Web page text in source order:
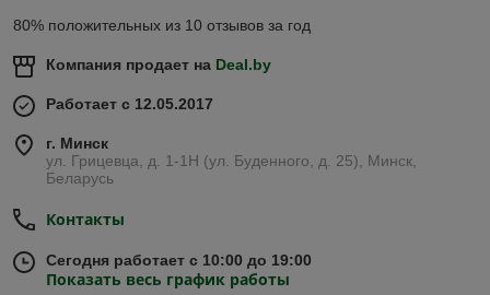
80% положительных из 10 отзывов за год
Компания продает на Deal.by
Работает с 12.05.2017
г. Минск
ул. Грицевца, д. 1-1Н (ул. Буденного, д. 25), Минск,
Беларусь
Контакты
Сегодня работает с 10:00 до 19:00
Показать весь график работы